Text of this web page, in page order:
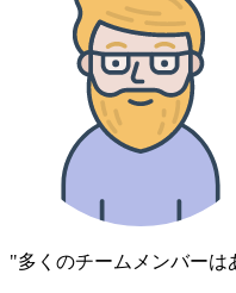
"多くのチームメンバーは